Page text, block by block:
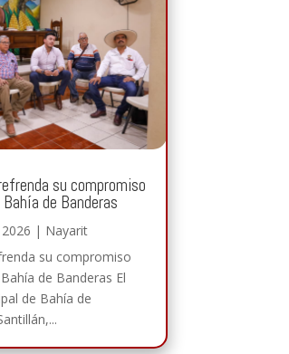
su compromiso
de Banderas
| Nayarit
su compromiso
de Banderas El
de Bahía de